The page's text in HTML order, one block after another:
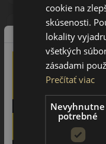
LETNÁ
Ultrac XL FSL
195/45R16 (84) V
cookie na
skúsenosti.
lokality
všetkých
zásadami
Prečítať viac
Nevyhnutne
potrebné